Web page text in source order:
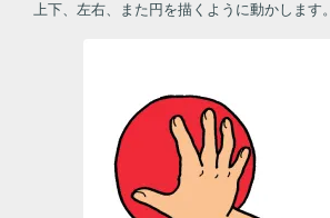
上下、左右、また円を描くように動かします。